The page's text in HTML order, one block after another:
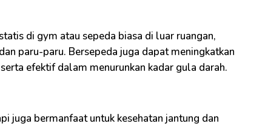
di gym atau sepeda biasa di luar ruangan,
paru-paru. Bersepeda juga dapat meningkatkan
efektif dalam menurunkan kadar gula darah.
juga bermanfaat untuk kesehatan jantung dan